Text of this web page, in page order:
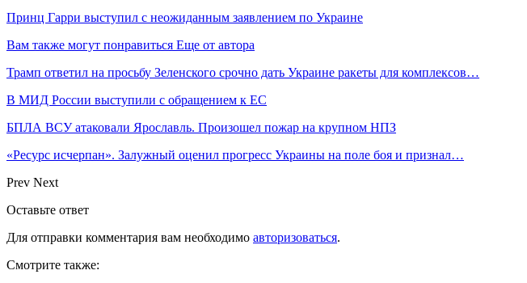
Принц Гарри выступил с неожиданным заявлением по Украине
Вам также могут понравиться Еще от автора
Трамп ответил на просьбу Зеленского срочно дать Украине ракеты для комплексов…
В МИД России выступили с обращением к ЕС
БПЛА ВСУ атаковали Ярославль. Произошел пожар на крупном НПЗ
«Ресурс исчерпан». Залужный оценил прогресс Украины на поле боя и признал…
Prev Next
Оставьте ответ
Для отправки комментария вам необходимо авторизоваться.
Смотрите также: